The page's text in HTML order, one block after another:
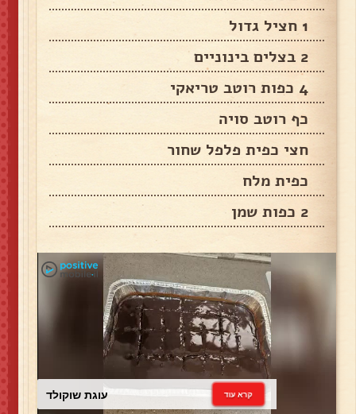
1 חציל גדול
2 בצלים בינוניים
4 כפות רוטב טריאקי
כף רוטב סויה
חצי כפית פלפל שחור
כפית מלח
2 כפות שמן
עוגת שוקולד קרא עוד